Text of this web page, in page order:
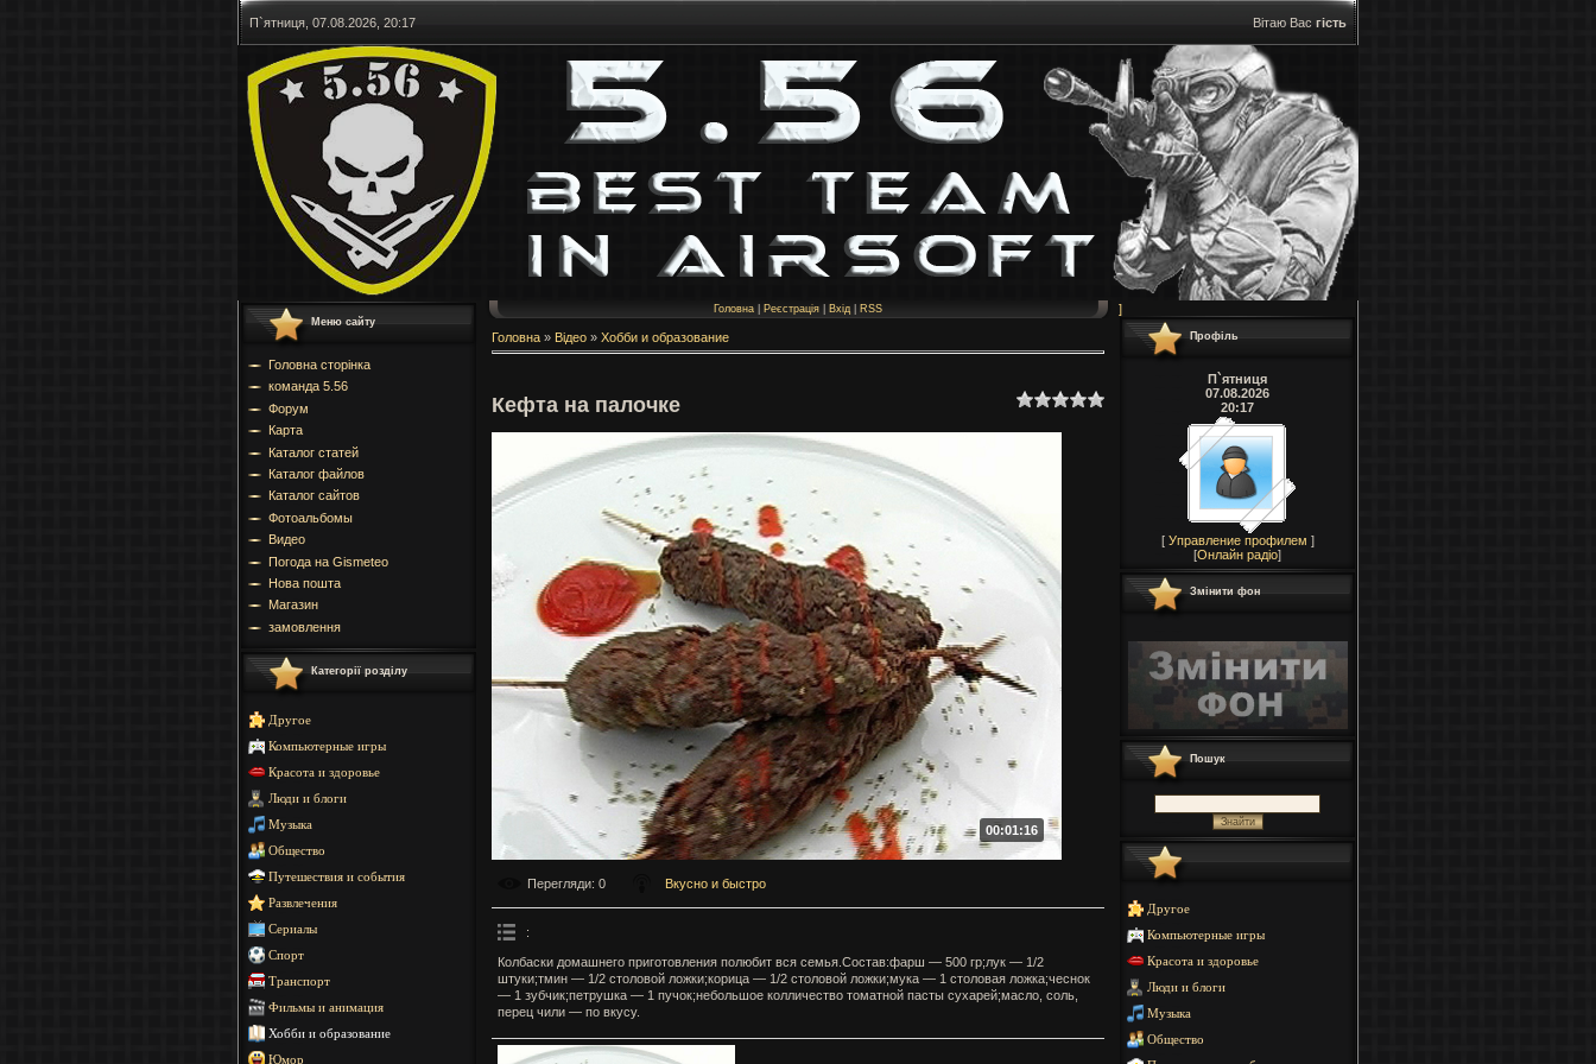
П`ятниця, 07.08.2026, 20:17 Вітаю Вас гість
Меню сайту
Головна сторінка
команда 5.56
Форум
Карта
Каталог статей
Каталог файлов
Каталог сайтов
Фотоальбомы
Видео
Погода на Gismeteo
Нова пошта
Магазин
замовлення
Категорії розділу
Другое
Компьютерные игры
Красота и здоровье
Люди и блоги
Музыка
Общество
Путешествия и события
Развлечения
Сериалы
Спорт
Транспорт
Фильмы и анимация
Хобби и образование
Юмор
Головна Реєстрація Вхід RSS
Головна » Відео » Хобби и образование
Кефта на палочке
00:01:16
Перегляди: 0 Вкусно и быстро
:
Колбаски домашнего приготовления полюбит вся семья.Состав:фарш — 500 гр;лук — 1/2
штуки;тмин — 1/2 столовой ложки;корица — 1/2 столовой ложки;мука — 1 столовая ложка;чеснок
— 1 зубчик;петрушка — 1 пучок;небольшое колличество томатной пасты сухарей;масло, соль,
перец чили — по вкусу.
]
Профіль
П`ятниця
07.08.2026
20:17
[ Управление профилем ]
[Онлайн радіо]
Змінити фон
Пошук
Другое
Компьютерные игры
Красота и здоровье
Люди и блоги
Музыка
Общество